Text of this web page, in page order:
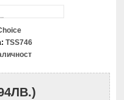
TSS746